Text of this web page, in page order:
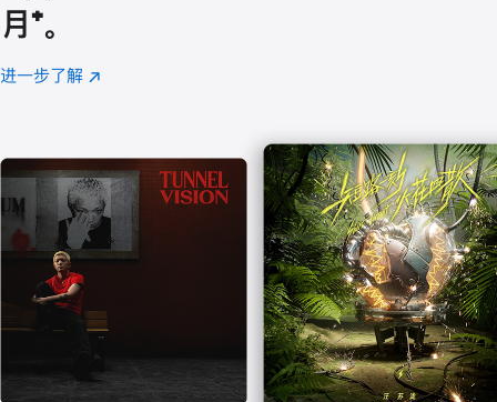
月 脚
注
⁺。
进一步了解 Apple
(在
口
中
打
开)